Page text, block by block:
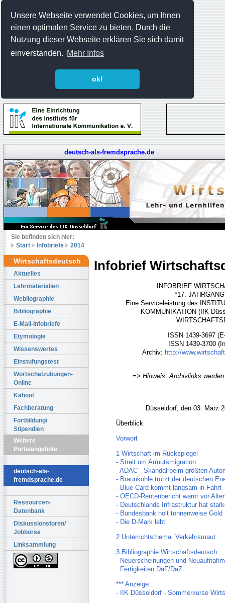
Unsere Webseite verwendet Cookies, um Ihnen
einen optimalen Service zu bieten. Durch die
Nutzung dieser Webseite erklären Sie sich damit
einverstanden. Mehr Infos
ok!
deutsch-als-fremdsprache.de
Sie befinden sich hier:
Start
Infobriefe 2014
Wirtschaftsdeutsch
Aktuelles
Lehrmaterialien
Webliographie
Bibliographie
E-Mail-Infobriefe
Etymologie
Wissenswertes
Einstufungstest
Wortschatzübungen-
Online
Kahoot
Fachberatung
Fortbildung/
Stipendien
Weitere
Portalangebote
deutsch-als-
fremdsprache.de
Ressourcen-
Datenbank
Diskussionsforen/
Jobbörse
Linksammlung
Infobrief
INFOBRIEF
*17.
Eine Serviceleistung des
KOMMUNIKATION (IIK
ISSN 1439-3697
ISSN 1439-3700
Archiv: http://
=> Hinweis: Archivlinks
Düsseldorf, den 03. März
Überblick
Vorwort
1 Wirtschaft im Rückspiegel
- Streit um Armutsmigration
- ADAC - Skandal beim größten
- Braunkohle trotzt der deutschen
- Blue Card kommt langsam in Fahrt
- OECD-Rentenbericht warnt vor
- Deutschlands Infrastruktur hat
- Bundesbank holt tonnenweise Gold
- Die D-Mark lebt
2 Unterrichtsthema: Verkehrsmaut
3 Bibliographie Wirtschaftsdeutsch
- Neuerscheinungen und
Fertigkeiten DaF/DaZ
*** Anzeige:
- IIK Düsseldorf - Sommerkurse